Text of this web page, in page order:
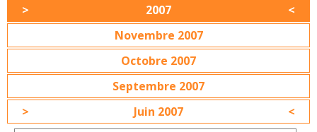
2007
Novembre 2007
Octobre 2007
Septembre 2007
Juin 2007